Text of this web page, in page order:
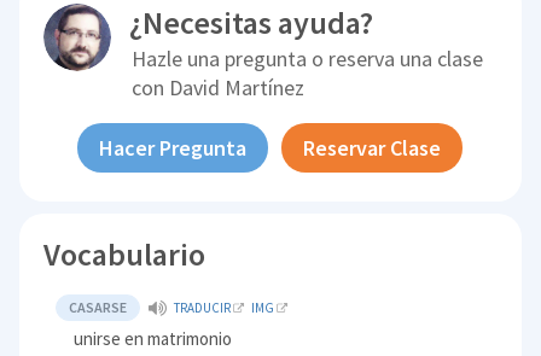
¿Necesitas ayuda?
Hazle una pregunta o reserva una clase
con David Martínez
Hacer Pregunta Reservar Clase
Vocabulario
CASARSE TRADUCIR IMG
unirse en matrimonio